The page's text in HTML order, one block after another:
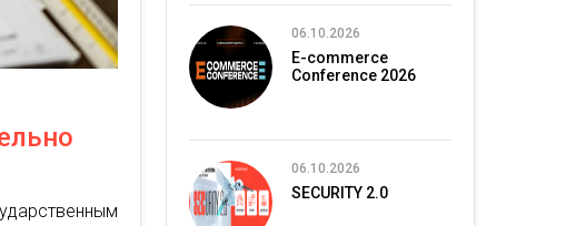
06.10.2026
E-commerce
Conference 2026
06.10.2026
SECURITY 2.0